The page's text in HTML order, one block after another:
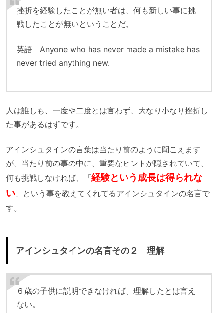
挫折を経験したことが無い者は、何も新しい事に挑
戦したことが無いということだ。
英語 Anyone who has never made a mistake has
never tried anything new.
人は誰しも、一度や二度とは言わず、大なり小なり挫折し
た事があるはずです。
アインシュタインの言葉は当たり前のように聞こえます
が、当たり前の事の中に、重要なヒントが隠されていて、
何も挑戦しなければ、「経験という成長は得られな
い」という事を教えてくれてるアインシュタインの名言で
す。
アインシュタインの名言その２ 理解
６歳の子供に説明できなければ、理解したとは言え
ない。